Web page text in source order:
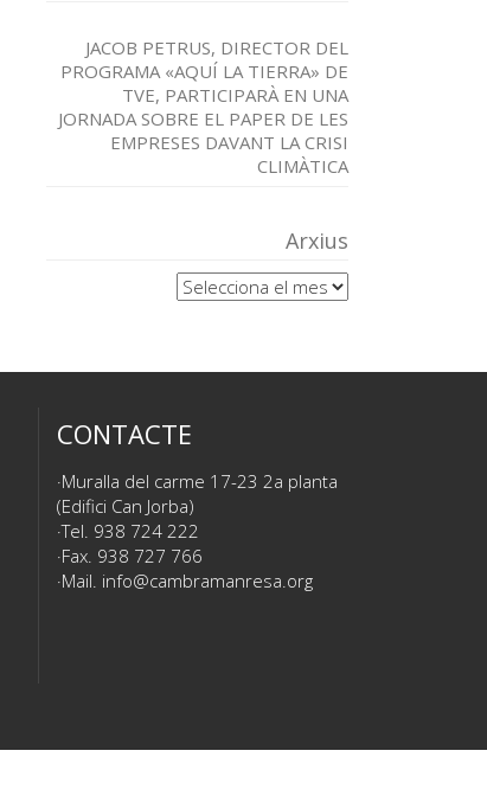
JACOB PETRUS, DIRECTOR DEL
PROGRAMA «AQUÍ LA TIERRA» DE
TVE, PARTICIPARÀ EN UNA
JORNADA SOBRE EL PAPER DE LES
EMPRESES DAVANT LA CRISI
CLIMÀTICA
Arxius
Arxius
CONTACTE
Muralla del carme 17-23 2a planta
(Edifici Can Jorba)
Tel. 938 724 222
Fax. 938 727 766
Mail. info@cambramanresa.org